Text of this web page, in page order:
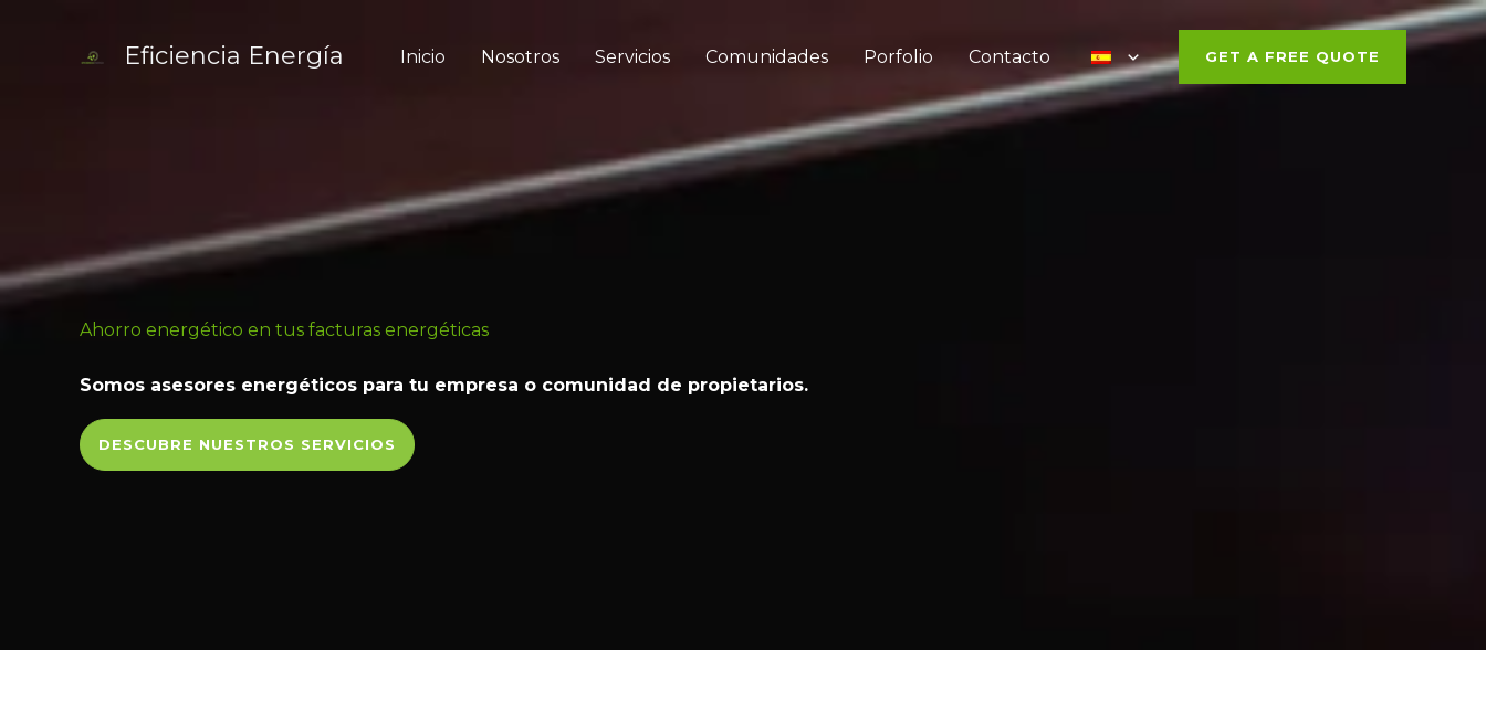
Eficiencia Energía Inicio Nosotros Servicios Comunidades Porfolio Contacto GET A FREE QUOTE
Ahorro energético en tus facturas energéticas
Somos asesores energéticos para tu empresa o comunidad de propietarios.
DESCUBRE NUESTROS SERVICIOS